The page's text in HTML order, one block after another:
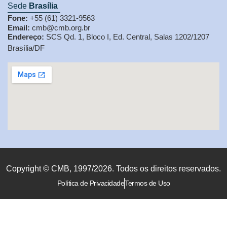
Sede Brasília
Fone: +55 (61) 3321-9563
Email: cmb@cmb.org.br
Endereço: SCS Qd. 1, Bloco I, Ed. Central, Salas 1202/1207
Brasília/DF
Copyright © CMB, 1997/2026. Todos os direitos reservados.
Política de PrivacidadeTermos de Uso